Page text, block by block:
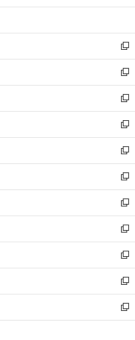
ウ
開
く
新
し
い
ウ
ィ
ン
ド
ウ
で
開
く
新
し
い
ウ
ィ
ン
ド
ウ
で
開
く
新
し
い
ウ
ィ
ン
ド
ウ
で
開
く
新
し
い
ウ
ィ
ン
ド
ウ
で
開
く
新
し
い
ウ
ィ
ン
ド
ウ
で
開
く
新
し
い
ウ
ィ
ン
ド
ウ
で
開
く
新
し
い
ウ
ィ
ン
ド
ウ
で
開
新
し
い
ウ
ィ
ン
ド
ウ
新
し
い
ウ
ィ
ン
新
し
い
ウ
新
し